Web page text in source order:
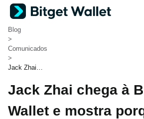
Bitget Wallet
>
Blog
>
Comunicados
>
Jack Zhai c
et Wallet e
mostra porq
ue as Améri
cas são a n
Jack Zhai chega à
Wallet e mostra